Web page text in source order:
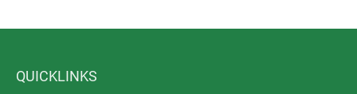
QUICKLINKS